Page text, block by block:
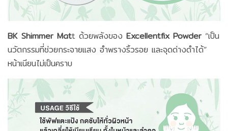
BK Shimmer Matt ด้วยพลังของ Excellentfix Powder “เป็น
นวัตกรรมที่ช่วยกระจายแสง อำพรางริ้วรอย และจุดด่างดำได้”
หน้าเนียนไม่เป็นคราบ